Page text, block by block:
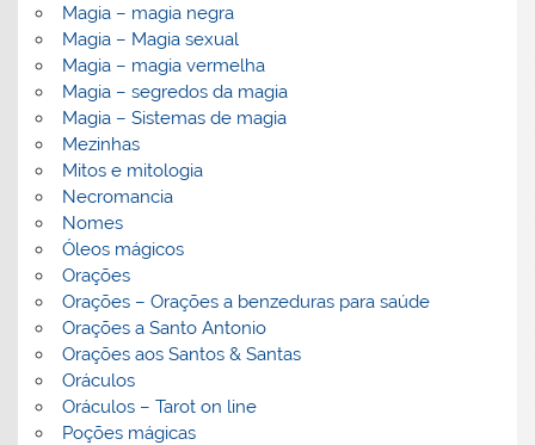
Magia – magia negra
Magia – Magia sexual
Magia – magia vermelha
Magia – segredos da magia
Magia – Sistemas de magia
Mezinhas
Mitos e mitologia
Necromancia
Nomes
Óleos mágicos
Orações
Orações – Orações a benzeduras para saúde
Orações a Santo Antonio
Orações aos Santos & Santas
Oráculos
Oráculos – Tarot on line
Poções mágicas